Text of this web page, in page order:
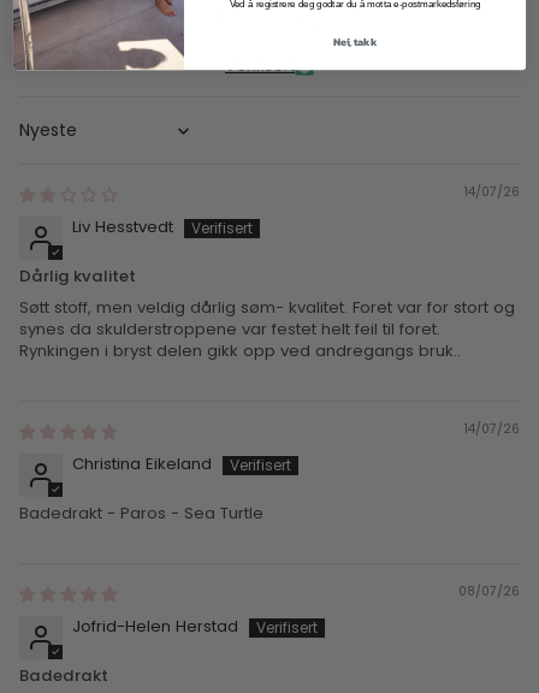
100.0
Verifisert
Sort by
14/07/26
Liv Hesstvedt
Dårlig kvalitet
Søtt stoff, men veldig dårlig søm- kvalitet. Foret var for stort og
synes da skulderstroppene var festet helt feil til foret.
Rynkingen i bryst delen gikk opp ved andregangs bruk..
14/07/26
Christina Eikeland
Badedrakt - Paros - Sea Turtle
08/07/26
Jofrid-Helen Herstad
Badedrakt
Ved å registrere deg godtar du å motta e-postmarkedsføring
Nei, takk